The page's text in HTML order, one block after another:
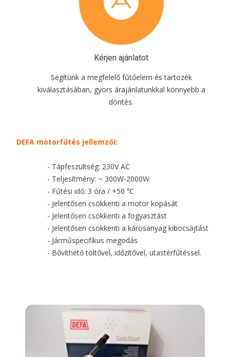
Kérjen ajánlatot
Segítünk a megfelelő fűtőelem és tartozék
kiválasztásában, gyors árajánlatunkkal könnyebb a
döntés.
DEFA motorfűtés jellemzői:
- Tápfeszültség: 230V AC
- Teljesítmény: ~ 300W-2000W
- Fűtési idő: 3 óra / +50 ℃
- Jelentősen csökkenti a motor kopását
- Jelentősen csökkenti a fogyasztást
- Jelentősen csökkenti a károsanyag kibocsájtást
- Járműspecifikus megodás
- Bővíthető töltővel, időzítővel, utastérfűtéssel.